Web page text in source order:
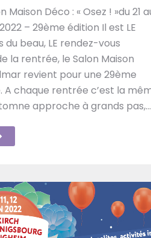
Maison Déco : « Osez ! »du 21
– 29ème édition Il est LE
du beau, LE rendez-vous
la rentrée, le Salon Maison
revient pour une 29ème
A chaque rentrée c’est la
approche à grands pas,…